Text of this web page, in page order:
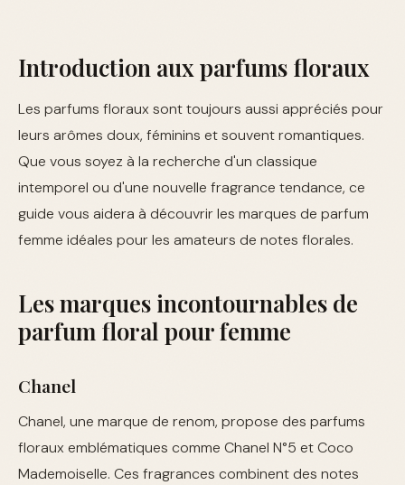
Introduction aux parfums floraux
Les parfums floraux sont toujours aussi appréciés pour
leurs arômes doux, féminins et souvent romantiques.
Que vous soyez à la recherche d'un classique
intemporel ou d'une nouvelle fragrance tendance, ce
guide vous aidera à découvrir les marques de parfum
femme idéales pour les amateurs de notes florales.
Les marques incontournables de
parfum floral pour femme
Chanel
Chanel, une marque de renom, propose des parfums
floraux emblématiques comme Chanel N°5 et Coco
Mademoiselle. Ces fragrances combinent des notes